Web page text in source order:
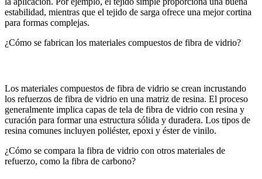
estabilidad, mientras que el tejido de sarga ofrece una mejor cortina
para formas complejas.
¿Cómo se fabrican los materiales compuestos de fibra de vidrio?
Los materiales compuestos de fibra de vidrio se crean incrustando
los refuerzos de fibra de vidrio en una matriz de resina. El proceso
generalmente implica capas de tela de fibra de vidrio con resina y
curación para formar una estructura sólida y duradera. Los tipos de
resina comunes incluyen poliéster, epoxi y éster de vinilo.
¿Cómo se compara la fibra de vidrio con otros materiales de
refuerzo, como la fibra de carbono?